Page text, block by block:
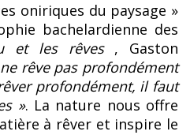
oniriques du paysage »
bachelardienne des
et les rêves , Gaston
rêve pas profondément
profondément, il faut
». La nature nous offre
à rêver et inspire le